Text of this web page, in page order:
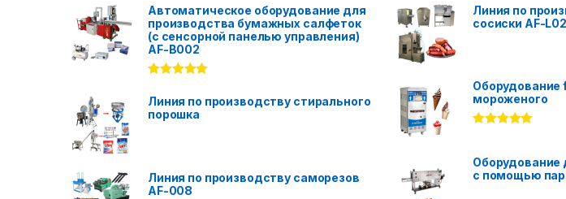
Автоматическое оборудование для
производства бумажных салфеток
(с сенсорной панелью управления)
AF-B002
out of 5
Линия по производству стирального
порошка
Линия по производству саморезов
AF-008
Линия по
сосиски AF-
Оборудование
мороженого
Оборудование
с помощью